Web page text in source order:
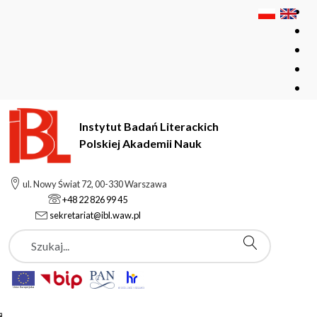
Instytut Badań Literackich
Polskiej Akademii Nauk
ul. Nowy Świat 72, 00-330 Warszawa
+48 22 826 99 45
sekretariat@ibl.waw.pl
Szukaj
Instytut Badań Literackich Polskiej Akademii Nauk
Instytucje współpracujące
Stowarzyszenie Pro Cultura Litteraria
Stowarzyszenie Pro
Cultura Litteraria